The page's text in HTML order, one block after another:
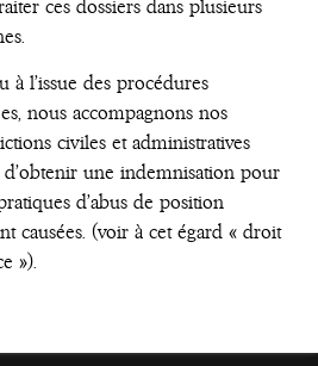
ces dossiers dans plusieurs
à l’issue des procédures
nous accompagnons nos
civiles et administratives
une indemnisation pour
d’abus de position
causées. (voir à cet égard « droit
»).